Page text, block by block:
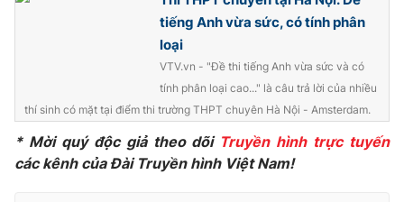
® Cấm sao chép dưới mọi hình thức nếu không có sự chấp
tiếng Anh vừa sức, có tính phân
loại
VTV.vn - "Đề thi tiếng Anh vừa sức và có
tính phân loại cao..." là câu trả lời của nhiều
thí sinh có mặt tại điểm thi trường THPT chuyên Hà Nội - Amsterdam.
* Mời quý độc giả theo dõi Truyền hình trực tuyến
các kênh của Đài Truyền hình Việt Nam!